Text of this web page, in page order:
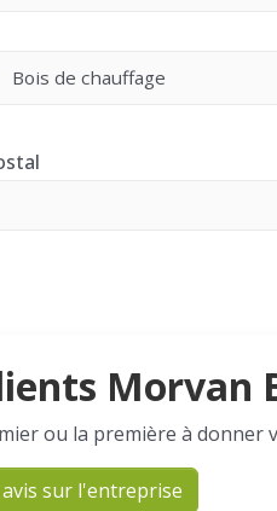
Bois de chauffage
Morvan
ou la première à donner
sur l'entreprise